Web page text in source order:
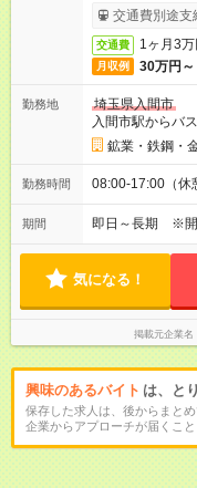
交通費別途支
交通費 1ヶ月3
月収例 30万円～
勤務地
埼玉県入間市
入間市駅からバ
鉱業・鉄鋼・
勤務時間 08:00-17:00（休
期間 即日～長期 ※開
気になる！
掲載元企業名
興味のあるバイト は、と
保存した求人は、後からまとめ
企業からアプローチが届くこと